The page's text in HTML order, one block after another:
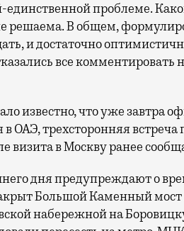
единственной проблеме.
решаема. В общем,
и достаточно
все
известно, что уже завтра
ОАЭ, трехсторонняя встреча
визита в Москву ранее
дня предупреждают о
Большой Каменный
набережной на